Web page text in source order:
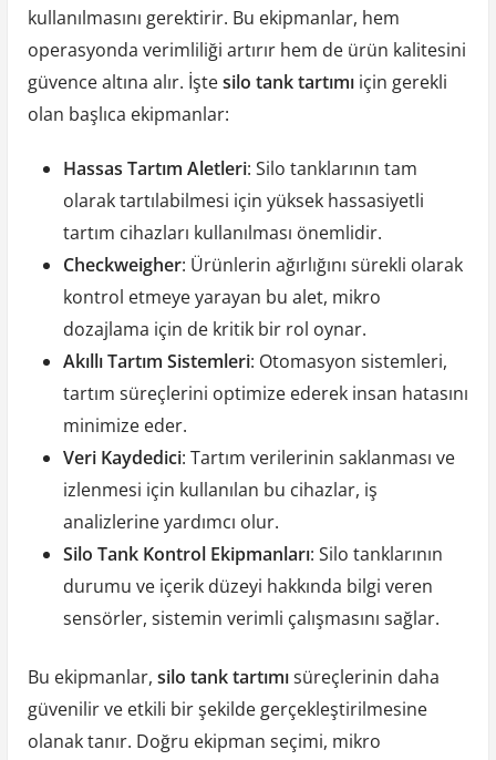
kullanılmasını gerektirir. Bu ekipmanlar, hem
operasyonda verimliliği artırır hem de ürün kalitesini
güvence altına alır. İştesilo tank tartımıiçin gerekli
olan başlıca ekipmanlar:
Hassas Tartım Aletleri: Silo tanklarının tam
olarak tartılabilmesi için yüksek hassasiyetli
tartım cihazları kullanılması önemlidir.
Checkweigher: Ürünlerin ağırlığını sürekli olarak
kontrol etmeye yarayan bu alet, mikro
dozajlama için de kritik bir rol oynar.
Akıllı Tartım Sistemleri: Otomasyon sistemleri,
tartım süreçlerini optimize ederek insan hatasını
minimize eder.
Veri Kaydedici: Tartım verilerinin saklanması ve
izlenmesi için kullanılan bu cihazlar, iş
analizlerine yardımcı olur.
Silo Tank Kontrol Ekipmanları: Silo tanklarının
durumu ve içerik düzeyi hakkında bilgi veren
sensörler, sistemin verimli çalışmasını sağlar.
Bu ekipmanlar, silo tank tartımısüreçlerinin daha
güvenilir ve etkili bir şekilde gerçekleştirilmesine
olanak tanır. Doğru ekipman seçimi, mikro